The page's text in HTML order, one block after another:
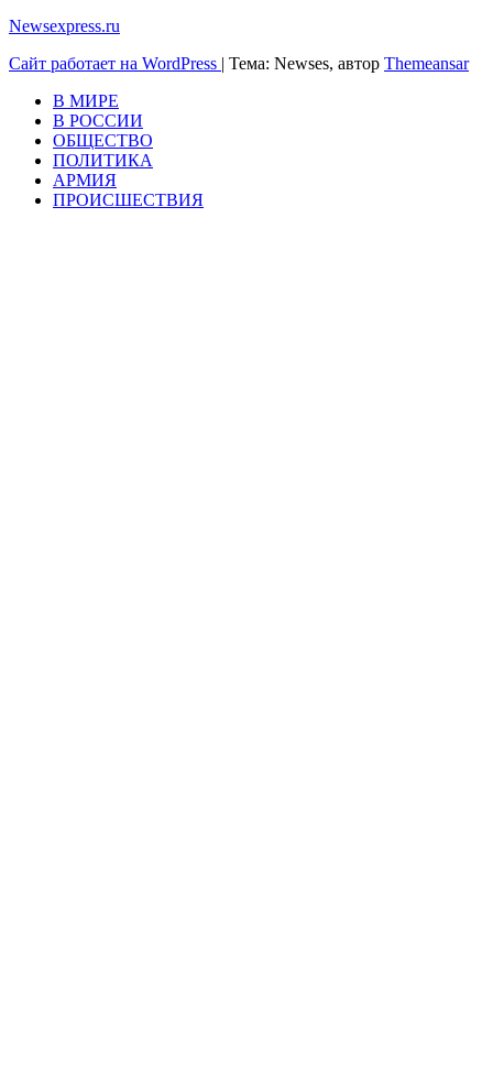
Newsexpress.ru
Сайт работает на WordPress
Тема: Newses, автор Themeansar
В МИРЕ
В РОССИИ
ОБЩЕСТВО
ПОЛИТИКА
АРМИЯ
ПРОИСШЕСТВИЯ